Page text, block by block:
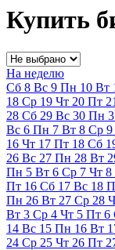
Купить
На неделю
Сб 8 Вс 9 Пн 10 Вт
18 Ср 19 Чт 20 Пт 21
28 Сб 29 Вс 30 Пн
Вс 6 Пн 7 Вт 8 Ср 9
16 Чт 17 Пт 18 Сб
26 Вс 27 Пн 28 Вт
Пн 5 Вт 6 Ср 7 Чт 8
Пт 16 Сб 17 Вс 18
Пн 26 Вт 27 Ср 28
Вт 3 Ср 4 Чт 5 Пт 6
14 Вс 15 Пн 16 Вт
24 Ср 25 Чт 26 Пт